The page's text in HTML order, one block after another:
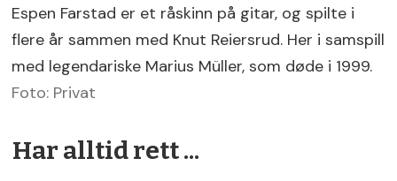
Espen Farstad er et råskinn på gitar, og spilte i
flere år sammen med Knut Reiersrud. Her i samspill
med legendariske Marius Müller, som døde i 1999.
Foto: Privat
Har alltid rett ...